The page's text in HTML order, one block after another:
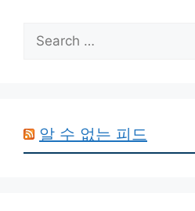
for:
알 수 없는 피드